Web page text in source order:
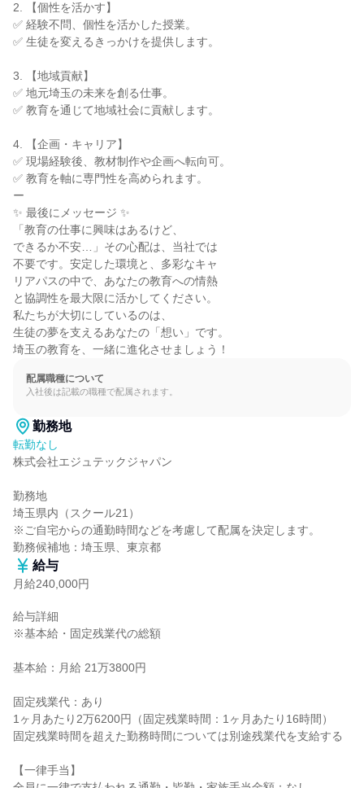
2. 【個性を活かす】
✅ 経験不問、個性を活かした授業。
✅ 生徒を変えるきっかけを提供します。
3. 【地域貢献】
✅ 地元埼玉の未来を創る仕事。
✅ 教育を通じて地域社会に貢献します。
4. 【企画・キャリア】
✅ 現場経験後、教材制作や企画へ転向可。
✅ 教育を軸に専門性を高められます。
ー
✨ 最後にメッセージ ✨
「教育の仕事に興味はあるけど、
できるか不安…」その心配は、当社では
不要です。安定した環境と、多彩なキャ
リアパスの中で、あなたの教育への情熱
と協調性を最大限に活かしてください。
私たちが大切にしているのは、
生徒の夢を支えるあなたの「想い」です。
埼玉の教育を、一緒に進化させましょう！
配属職種について
入社後は記載の職種で配属されます。
勤務地
転勤なし
株式会社エジュテックジャパン
勤務地
埼玉県内（スクール21）
※ご自宅からの通勤時間などを考慮して配属を決定します。
勤務候補地：埼玉県、東京都
給与
月給240,000円
給与詳細
※基本給・固定残業代の総額
基本給：月給 21万3800円
固定残業代：あり
1ヶ月あたり2万6200円（固定残業時間：1ヶ月あたり16時間）
固定残業時間を超えた勤務時間については別途残業代を支給する
【一律手当】